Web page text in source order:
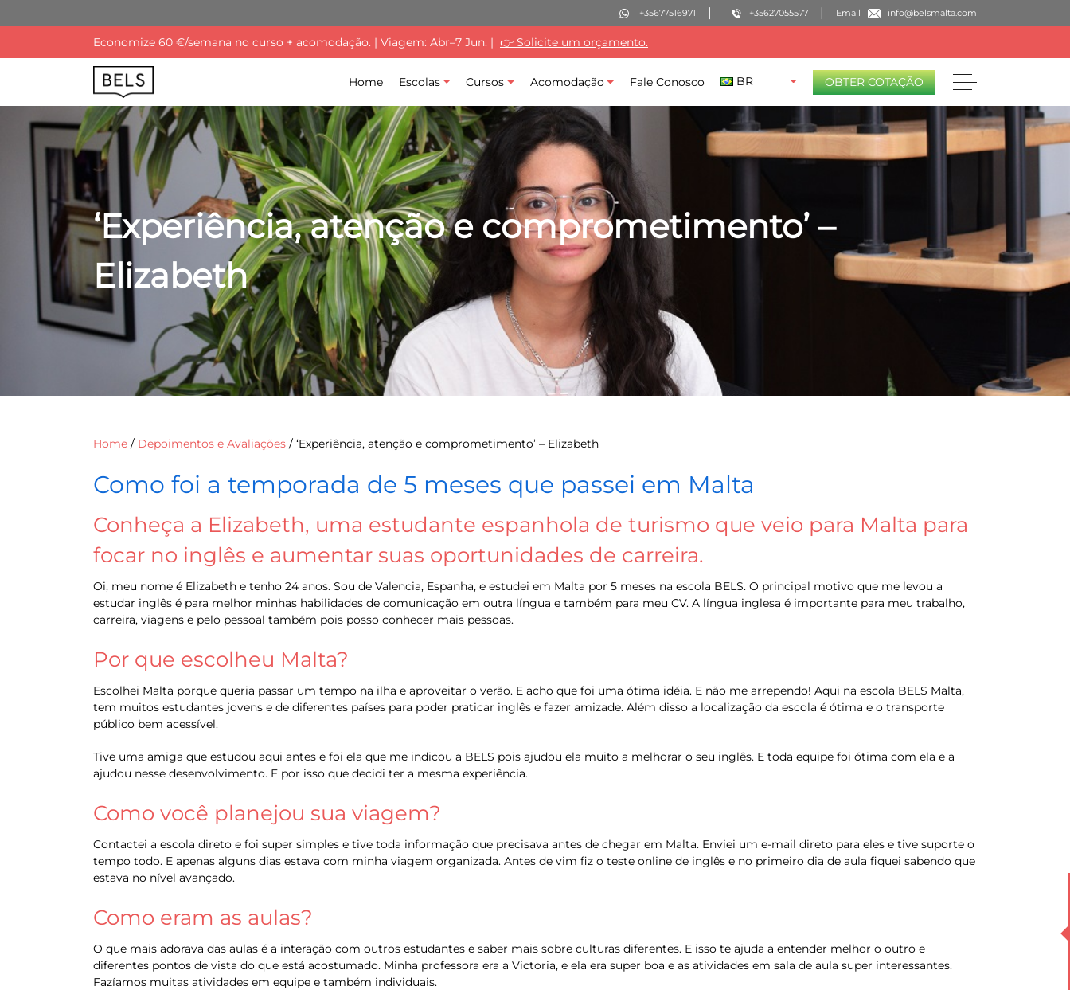
+35677516971 +35627055577 Email info@belsmalta.com
Economize 60 €/semana no curso + acomodação. | Viagem: Abr–7 Jun. | 👉 Solicite um orçamento.
Home Escolas Cursos Acomodação Fale Conosco BR OBTER COTAÇÃO
‘Experiência, atenção e comprometimento’ –
Elizabeth
Home / Depoimentos e Avaliações / ‘Experiência, atenção e comprometimento’ – Elizabeth
Como foi a temporada de 5 meses que passei em Malta
Conheça a Elizabeth, uma estudante espanhola de turismo que veio para Malta para
focar no inglês e aumentar suas oportunidades de carreira.
Oi, meu nome é Elizabeth e tenho 24 anos. Sou de Valencia, Espanha, e estudei em Malta por 5 meses na escola BELS. O principal motivo que me levou a
estudar inglês é para melhor minhas habilidades de comunicação em outra língua e também para meu CV. A língua inglesa é importante para meu trabalho,
carreira, viagens e pelo pessoal também pois posso conhecer mais pessoas.
Por que escolheu Malta?
Escolhei Malta porque queria passar um tempo na ilha e aproveitar o verão. E acho que foi uma ótima idéia. E não me arrependo! Aqui na escola BELS Malta,
tem muitos estudantes jovens e de diferentes países para poder praticar inglês e fazer amizade. Além disso a localização da escola é ótima e o transporte
público bem acessível.
Tive uma amiga que estudou aqui antes e foi ela que me indicou a BELS pois ajudou ela muito a melhorar o seu inglês. E toda equipe foi ótima com ela e a
ajudou nesse desenvolvimento. E por isso que decidi ter a mesma experiência.
Como você planejou sua viagem?
Contactei a escola direto e foi super simples e tive toda informação que precisava antes de chegar em Malta. Enviei um e-mail direto para eles e tive suporte o
tempo todo. E apenas alguns dias estava com minha viagem organizada. Antes de vim fiz o teste online de inglês e no primeiro dia de aula fiquei sabendo que
estava no nível avançado.
Como eram as aulas?
O que mais adorava das aulas é a interação com outros estudantes e saber mais sobre culturas diferentes. E isso te ajuda a entender melhor o outro e
diferentes pontos de vista do que está acostumado. Minha professora era a Victoria, e ela era super boa e as atividades em sala de aula super interessantes.
Fazíamos muitas atividades em equipe e também individuais.